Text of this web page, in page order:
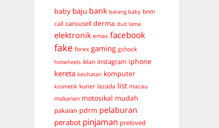
baby baju bank barang baby bnm
call carousell derma duit lama
elektronik emas facebook
fake forex gaming gshock
hotwheels iklan instagram iphone
kereta kesihatan komputer
kosmetik kurier lazada list macau
makanan motosikal mudah
pakaian pdrm pelaburan
perabot pinjaman preloved